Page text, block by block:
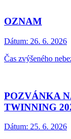
OZNAM
Dátum: 26. 6. 2026
Čas zvýšeného
POZVÁNKA
TWINNING
Dátum: 25. 6. 2026